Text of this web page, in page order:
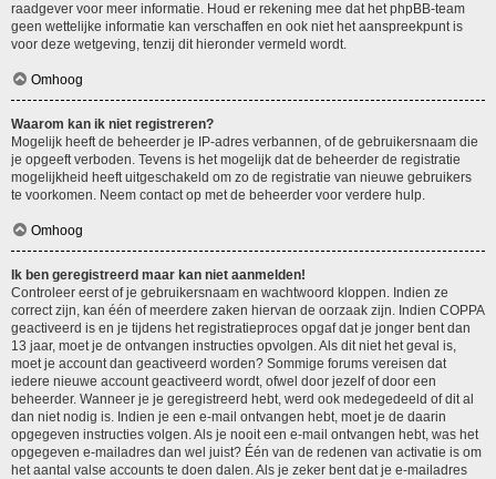
raadgever voor meer informatie. Houd er rekening mee dat het phpBB-team
geen wettelijke informatie kan verschaffen en ook niet het aanspreekpunt is
voor deze wetgeving, tenzij dit hieronder vermeld wordt.
Omhoog
Waarom kan ik niet registreren?
Mogelijk heeft de beheerder je IP-adres verbannen, of de gebruikersnaam die
je opgeeft verboden. Tevens is het mogelijk dat de beheerder de registratie
mogelijkheid heeft uitgeschakeld om zo de registratie van nieuwe gebruikers
te voorkomen. Neem contact op met de beheerder voor verdere hulp.
Omhoog
Ik ben geregistreerd maar kan niet aanmelden!
Controleer eerst of je gebruikersnaam en wachtwoord kloppen. Indien ze
correct zijn, kan één of meerdere zaken hiervan de oorzaak zijn. Indien COPPA
geactiveerd is en je tijdens het registratieproces opgaf dat je jonger bent dan
13 jaar, moet je de ontvangen instructies opvolgen. Als dit niet het geval is,
moet je account dan geactiveerd worden? Sommige forums vereisen dat
iedere nieuwe account geactiveerd wordt, ofwel door jezelf of door een
beheerder. Wanneer je je geregistreerd hebt, werd ook medegedeeld of dit al
dan niet nodig is. Indien je een e-mail ontvangen hebt, moet je de daarin
opgegeven instructies volgen. Als je nooit een e-mail ontvangen hebt, was het
opgegeven e-mailadres dan wel juist? Één van de redenen van activatie is om
het aantal valse accounts te doen dalen. Als je zeker bent dat je e-mailadres